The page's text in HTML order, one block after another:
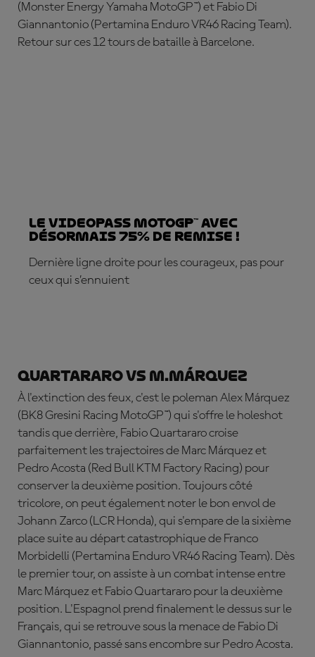
(Monster Energy Yamaha MotoGP™) et Fabio Di
Giannantonio (Pertamina Enduro VR46 Racing Team).
Retour sur ces 12 tours de bataille à Barcelone.
Le VideoPass MotoGP™ avec
désormais 75% de remise !
Dernière ligne droite pour les courageux, pas pour
ceux qui s’ennuient
Quartararo vs M.Márquez
À l'extinction des feux, c'est le poleman Alex Márquez
(BK8 Gresini Racing MotoGP™) qui s'offre le holeshot
tandis que derrière, Fabio Quartararo croise
parfaitement les trajectoires de Marc Márquez et
Pedro Acosta (Red Bull KTM Factory Racing) pour
conserver la deuxième position. Toujours côté
tricolore, on peut également noter le bon envol de
Johann Zarco (LCR Honda), qui s'empare de la sixième
place suite au départ catastrophique de Franco
Morbidelli (Pertamina Enduro VR46 Racing Team). Dès
le premier tour, on assiste à un combat intense entre
Marc Márquez et Fabio Quartararo pour la deuxième
position. L'Espagnol prend finalement le dessus sur le
Français, qui se retrouve sous la menace de Fabio Di
Giannantonio, passé sans encombre sur Pedro Acosta.